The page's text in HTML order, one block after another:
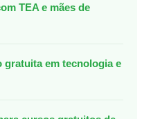
TEA e mães de
gratuita em tecnologia e